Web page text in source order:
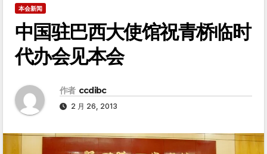
本会新闻
中国驻巴西大使馆祝青桥临时
代办会见本会
作者 ccdibc
2 月 26, 2013